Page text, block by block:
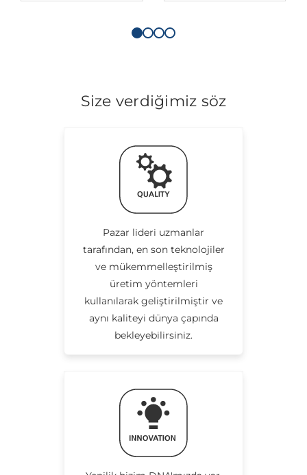
Size verdiğimiz söz
Pazar lideri uzmanlar
tarafından, en son teknolojiler
ve mükemmelleştirilmiş
üretim yöntemleri
kullanılarak geliştirilmiştir ve
aynı kaliteyi dünya çapında
bekleyebilirsiniz.